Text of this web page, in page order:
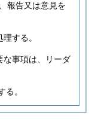
報告又は意見を
する。
な事項は、リーダ
る。